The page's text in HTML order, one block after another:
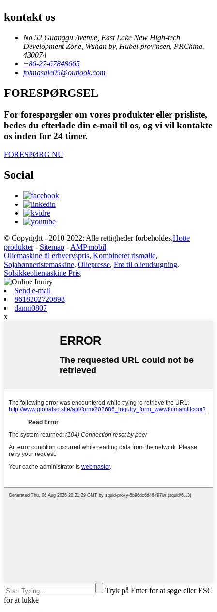
kontakt os
No 52 Guanggu Avenue, East Lake New High-tech
Development Zone, Wuhan by, Hubei-provinsen, PRChina.
430074
+86-27-67848665
fotmasale05@outlook.com
FORESPØRGSEL
For forespørgsler om vores produkter eller prisliste,
bedes du efterlade din e-mail til os, og vi vil kontakte
os inden for 24 timer.
FORESPØRG NU
Social
© Copyright - 2010-2022: Alle rettigheder forbeholdes.Hotte
produkter- Sitemap - AMP mobil
Oliemaskine til erhvervspris, Kombineret rismølle,
Sojabønneristemaskine, Oliepresse, Frø til olieudsugning,
Solsikkeoliemaskine Pris,
Send e-mail
8618202720898
danni0807
x
Tryk på Enter for at søge eller ESC
for at lukke